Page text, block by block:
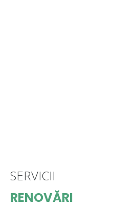
SERVICII
RENOVĂRI